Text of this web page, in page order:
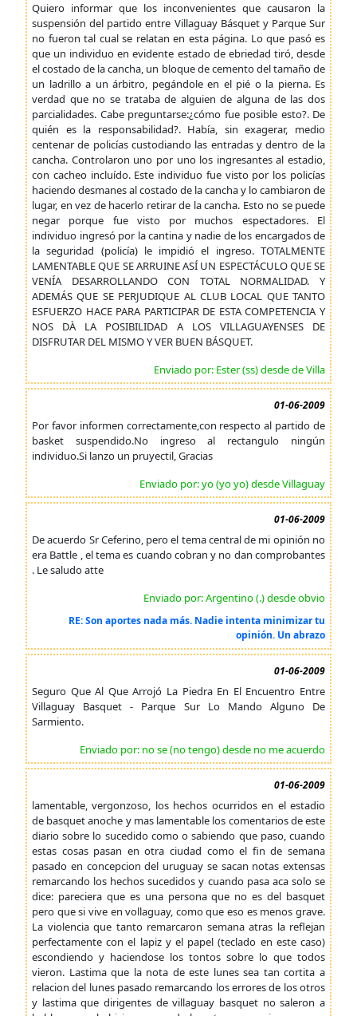
Quiero informar que los inconvenientes que causaron la
suspensión del partido entre Villaguay Básquet y Parque Sur
no fueron tal cual se relatan en esta página. Lo que pasó es
que un individuo en evidente estado de ebriedad tiró, desde
el costado de la cancha, un bloque de cemento del tamaño de
un ladrillo a un árbitro, pegándole en el pié o la pierna. Es
verdad que no se trataba de alguien de alguna de las dos
parcialidades. Cabe preguntarse:¿cómo fue posible esto?. De
quién es la responsabilidad?. Había, sin exagerar, medio
centenar de policías custodiando las entradas y dentro de la
cancha. Controlaron uno por uno los ingresantes al estadio,
con cacheo incluído. Este individuo fue visto por los policías
haciendo desmanes al costado de la cancha y lo cambiaron de
lugar, en vez de hacerlo retirar de la cancha. Esto no se puede
negar porque fue visto por muchos espectadores. El
individuo ingresó por la cantina y nadie de los encargados de
la seguridad (policía) le impidió el ingreso. TOTALMENTE
LAMENTABLE QUE SE ARRUINE ASÍ UN ESPECTÁCULO QUE SE
VENÍA DESARROLLANDO CON TOTAL NORMALIDAD. Y
ADEMÁS QUE SE PERJUDIQUE AL CLUB LOCAL QUE TANTO
ESFUERZO HACE PARA PARTICIPAR DE ESTA COMPETENCIA Y
NOS DÀ LA POSIBILIDAD A LOS VILLAGUAYENSES DE
DISFRUTAR DEL MISMO Y VER BUEN BÁSQUET.
Enviado por: Ester (ss) desde de Villa
01-06-2009
Por favor informen correctamente,con respecto al partido de
basket suspendido.No ingreso al rectangulo ningún
individuo.Si lanzo un pruyectil, Gracias
Enviado por: yo (yo yo) desde Villaguay
01-06-2009
De acuerdo Sr Ceferino, pero el tema central de mi opinión no
era Battle , el tema es cuando cobran y no dan comprobantes
. Le saludo atte
Enviado por: Argentino (.) desde obvio
RE: Son aportes nada más. Nadie intenta minimizar tu
opinión. Un abrazo
01-06-2009
Seguro Que Al Que Arrojó La Piedra En El Encuentro Entre
Villaguay Basquet - Parque Sur Lo Mando Alguno De
Sarmiento.
Enviado por: no se (no tengo) desde no me acuerdo
01-06-2009
lamentable, vergonzoso, los hechos ocurridos en el estadio
de basquet anoche y mas lamentable los comentarios de este
diario sobre lo sucedido como o sabiendo que paso, cuando
estas cosas pasan en otra ciudad como el fin de semana
pasado en concepcion del uruguay se sacan notas extensas
remarcando los hechos sucedidos y cuando pasa aca solo se
dice: pareciera que es una persona que no es del basquet
pero que si vive en vollaguay, como que eso es menos grave.
La violencia que tanto remarcaron semana atras la reflejan
perfectamente con el lapiz y el papel (teclado en este caso)
escondiendo y haciendose los tontos sobre lo que todos
vieron. Lastima que la nota de este lunes sea tan cortita a
relacion del lunes pasado remarcando los errores de los otros
y lastima que dirigentes de villaguay basquet no saleron a